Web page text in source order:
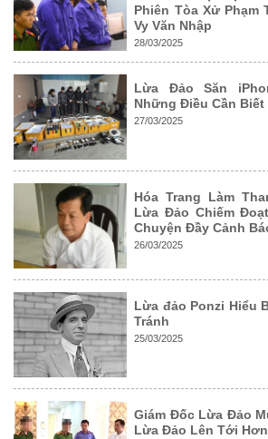
Phiên Tòa Xử Phạm
Vy Văn Nhập
28/03/2025
Lừa Đảo Săn
Những Điều Cần Biết
27/03/2025
Hóa Trang Làm
Lừa Đảo Chiếm
Chuyện Đầy Cảnh
26/03/2025
Lừa đảo Ponzi Hiểu
Tránh
25/03/2025
Giám Đốc Lừa Đảo
Lừa Đảo Lên Tới